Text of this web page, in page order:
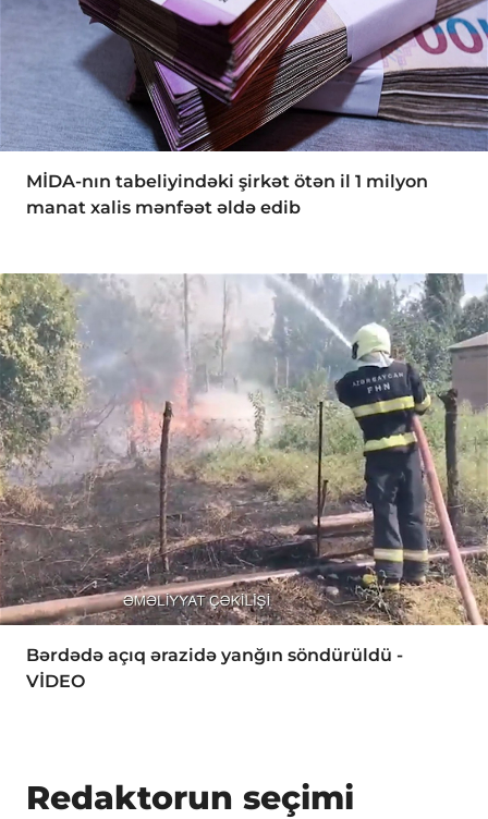
MİDA-nın tabeliyindəki şirkət ötən il 1 milyon
manat xalis mənfəət əldə edib
Bərdədə açıq ərazidə yanğın söndürüldü -
VİDEO
Redaktorun seçimi